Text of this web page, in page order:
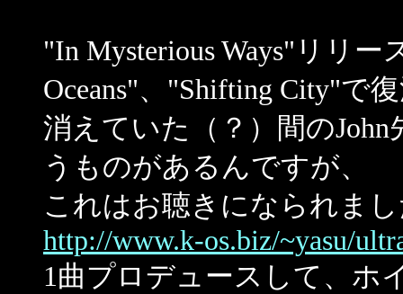
"In Mysterious Ways"リリー
Oceans"、"Shifting City"で
消えていた（？）間のJohn
うものがあるんですが、
これはお聴きになられま
http://www.k-os.biz/~yasu/
1曲プロデュースして、ホ